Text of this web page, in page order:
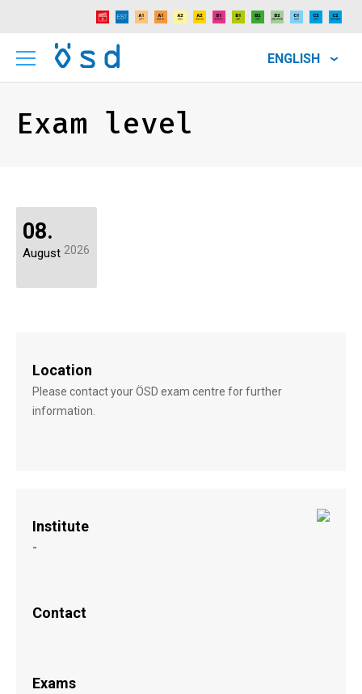
ENGLISH
Exam level
08.
August 2026
Location
Please contact your ÖSD exam centre for further
information.
Institute
-
Contact
Exams